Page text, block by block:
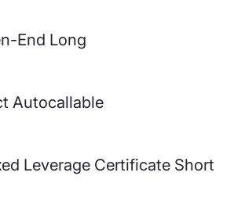
End Long
Autocallable
Leverage Certificate Short